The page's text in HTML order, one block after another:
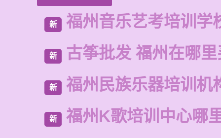
新 福州音乐艺考培训学
新 古筝批发 福州在哪
新 福州民族乐器培训机
新 福州K歌培训中心哪